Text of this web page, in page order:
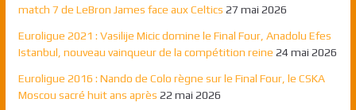
match 7 de LeBron James face aux Celtics 27 mai 2026
Euroligue 2021 : Vasilije Micic domine le Final Four, Anadolu Efes
Istanbul, nouveau vainqueur de la compétition reine 24 mai 2026
Euroligue 2016 : Nando de Colo règne sur le Final Four, le CSKA
Moscou sacré huit ans après 22 mai 2026